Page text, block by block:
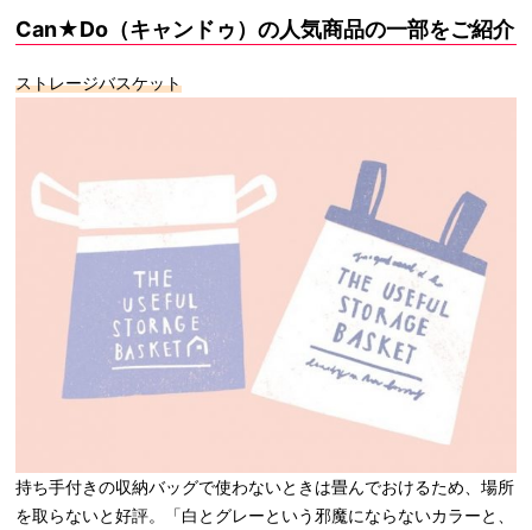
Can★Do（キャンドゥ）の人気商品の一部をご紹介
ストレージバスケット
持ち手付きの収納バッグで使わないときは畳んでおけるため、場所
を取らないと好評。「白とグレーという邪魔にならないカラーと、